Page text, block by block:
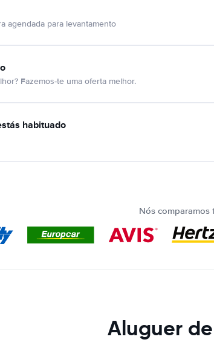
agendada para levantamento
Fazemos-te uma oferta melhor.
habituado
Nós comparamos
Aluguer